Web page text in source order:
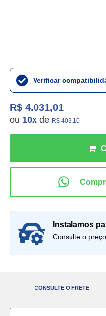
Verificar
R$ 4.031,01
ou 10x de R$ 403,10
instalamos
Consulte o
CONSULTE O FRETE